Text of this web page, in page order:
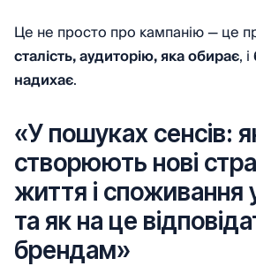
Це не просто про кампанію — це
сталість, аудиторію, яка обирає, і
надихає.
«У пошуках сенсів:
створюють нові
життя і споживання
та як на це
брендам»